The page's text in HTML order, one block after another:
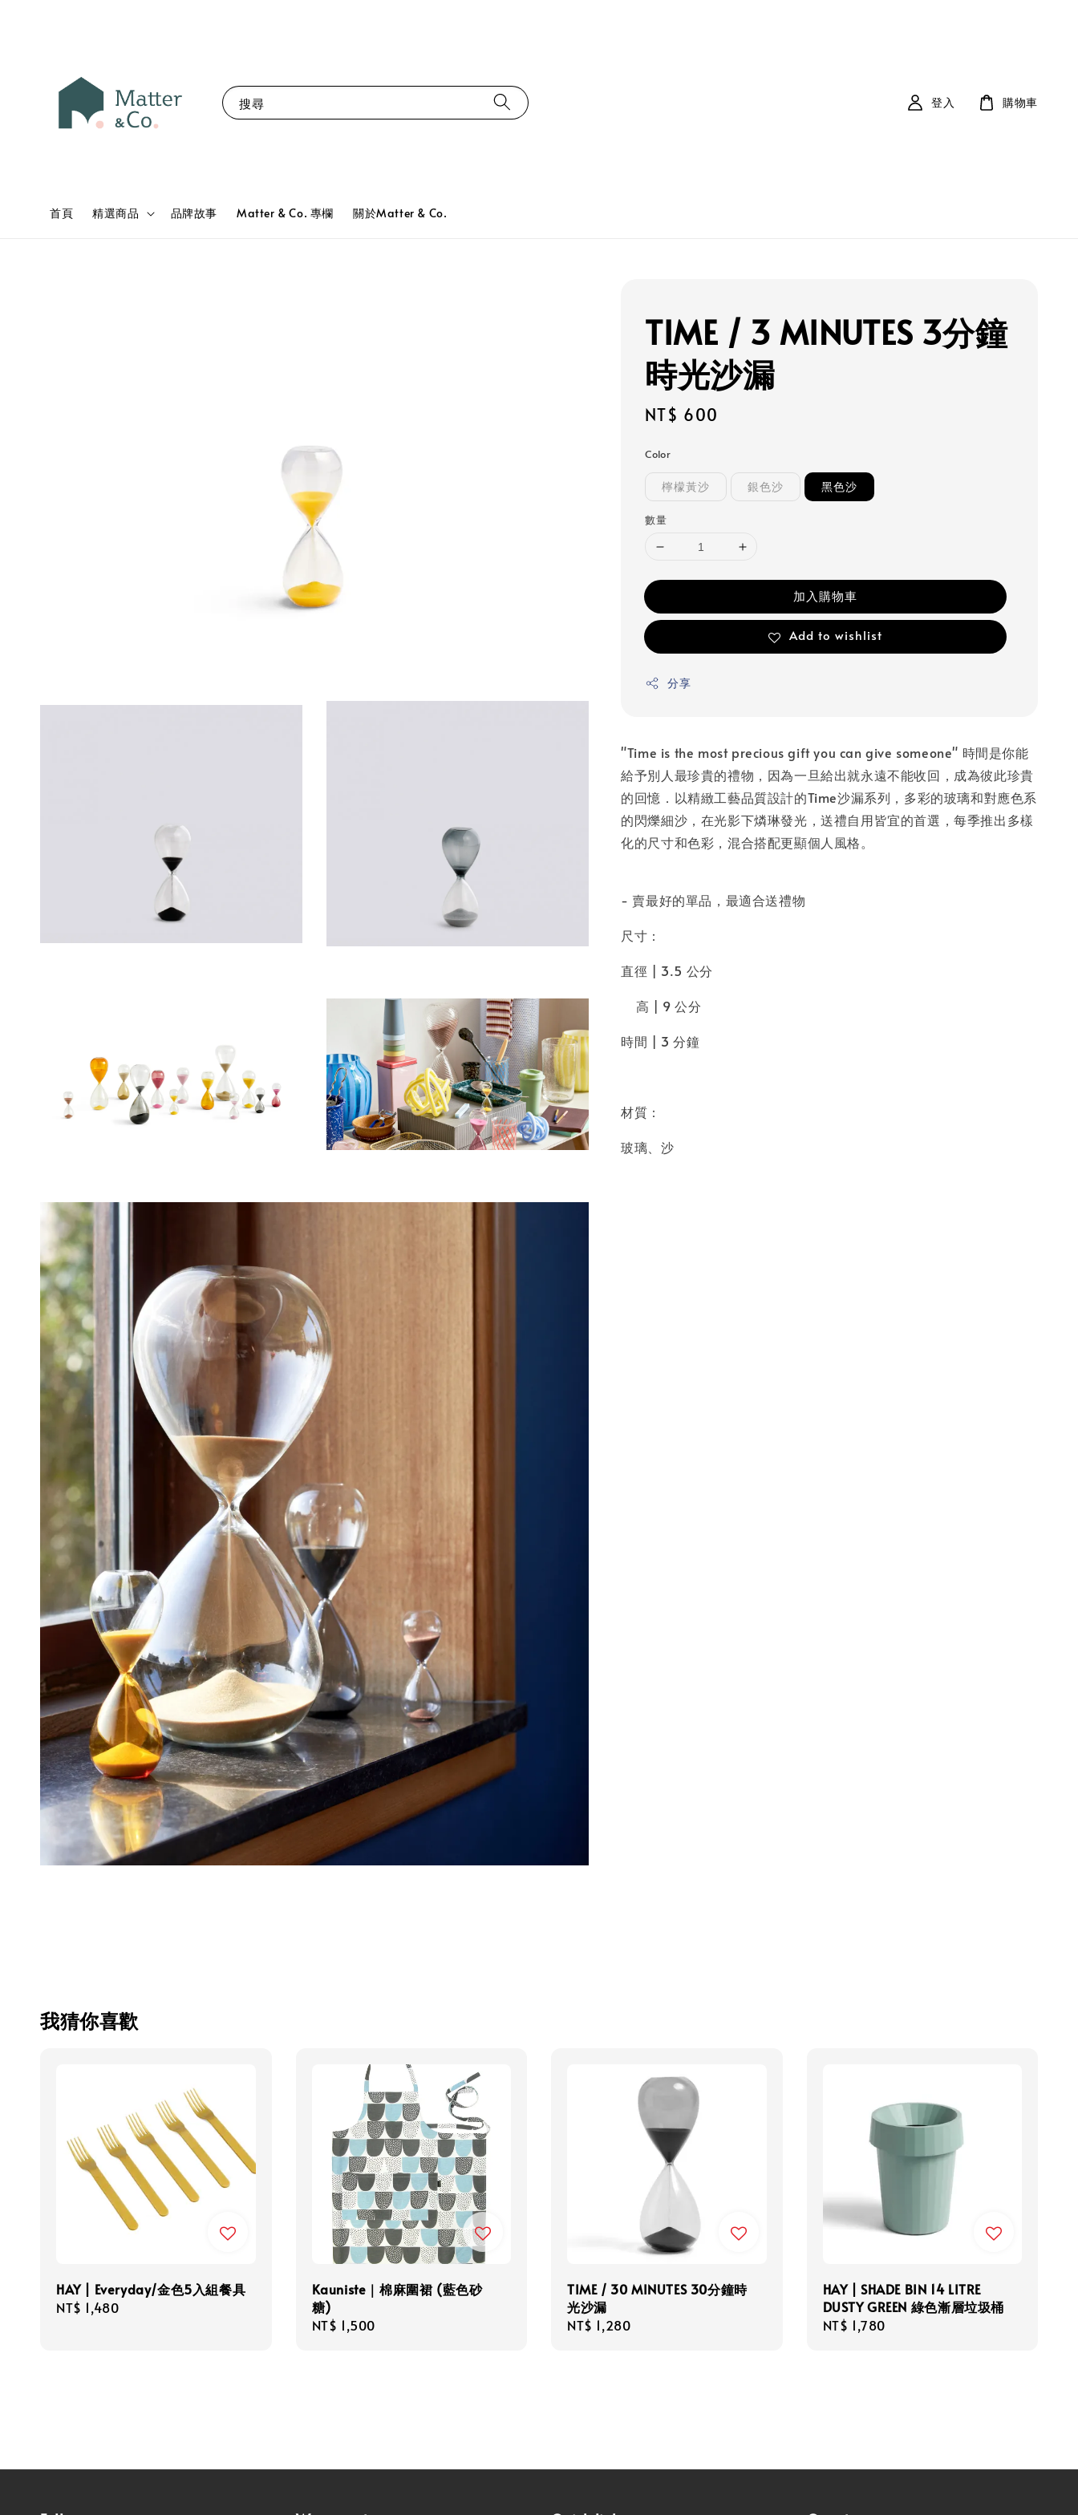
搜尋
首頁 精選商品 品牌故事 Matter & Co. 專欄 關於Matter & Co.
登入 購物車
TIME / 3 MINUTES 3分鐘
時光沙漏
Regular
NT$ 600
Color
檸檬黃沙 銀色沙 黑色沙
數量
加入購物車
Add to wishlist
分享
"Time is the most precious gift you can give someone" 時間是你能
給予別人最珍貴的禮物，因為一旦給出就永遠不能收回，成為彼此珍貴
的回憶．以精緻工藝品質設計的Time沙漏系列，多彩的玻璃和對應色系
的閃爍細沙，在光影下燐琳發光，送禮自用皆宜的首選，每季推出多樣
化的尺寸和色彩，混合搭配更顯個人風格。
- 賣最好的單品，最適合送禮物
尺寸：
直徑 | 3.5 公分
高 | 9 公分
時間 | 3 分鐘
材質：
玻璃、沙
我猜你喜歡
HAY | Everyday/金色5入組餐具
Regular
NT$ 1,480
Kauniste｜棉麻圍裙 (藍色砂
糖)
Regular
NT$ 1,500
TIME / 30 MINUTES 30分鐘時
光沙漏
Regular
NT$ 1,280
HAY | SHADE BIN 14 LITRE
DUSTY GREEN 綠色漸層垃圾桶
Regular
NT$ 1,780